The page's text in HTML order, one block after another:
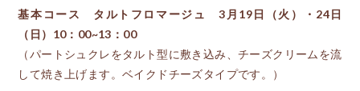
基本コース タルトフロマージュ 3月19日（火）・24日
（日）10：00~13：00
（パートシュクレをタルト型に敷き込み、チーズクリームを流
して焼き上げます。ベイクドチーズタイプです。）